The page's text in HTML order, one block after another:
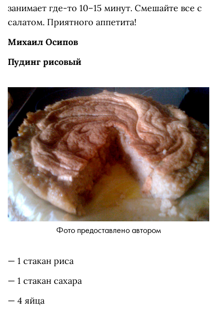
занимает где-то 10–15 минут. Смешайте все с
салатом. Приятного аппетита!
Михаил Осипов
Пудинг рисовый
Фото предоставлено автором
— 1 стакан риса
— 1 стакан сахара
— 4 яйца